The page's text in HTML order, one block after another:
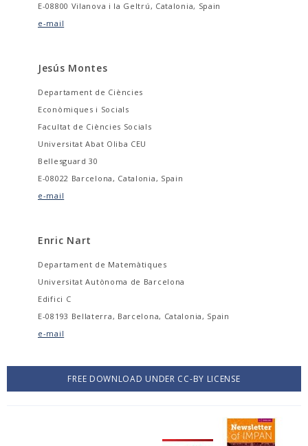
E-08800 Vilanova i la Geltrú, Catalonia, Spain
e-mail
Jesús Montes
Departament de Ciències
Econòmiques i Socials
Facultat de Ciències Socials
Universitat Abat Oliba CEU
Bellesguard 30
E-08022 Barcelona, Catalonia, Spain
e-mail
Enric Nart
Departament de Matemàtiques
Universitat Autònoma de Barcelona
Edifici C
E-08193 Bellaterra, Barcelona, Catalonia, Spain
e-mail
FREE DOWNLOAD UNDER CC-BY LICENSE